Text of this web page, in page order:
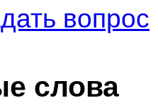
вопрос
слова